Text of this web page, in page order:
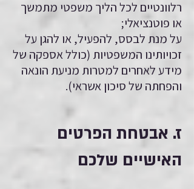
רלוונטיים לכל הליך משפטי מתמשך
או פוטנציאלי;
על מנת לבסס, להפעיל, או להגן על
זכויותינו המשפטיות (כולל אספקה של
מידע לאחרים למטרות מניעת הונאה
והפחתה של סיכון אשראי).
ז. אבטחת הפרטים
האישיים שלכם